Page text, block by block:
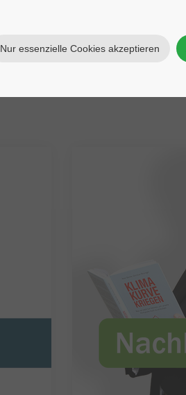
Nur essenzielle Cookies akzeptieren